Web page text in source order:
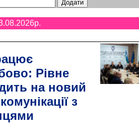
Рівне
на новий
з